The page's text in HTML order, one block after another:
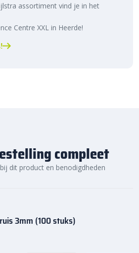
assortiment vind je in het
Centre XXL in Heerde!
compleet
dit product en benodigdheden
3mm (100 stuks)